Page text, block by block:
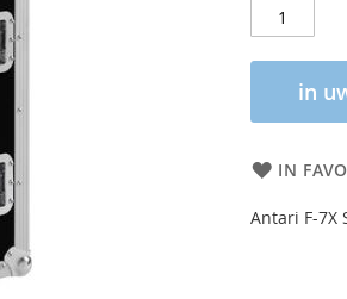
in
IN
Antari F-7X